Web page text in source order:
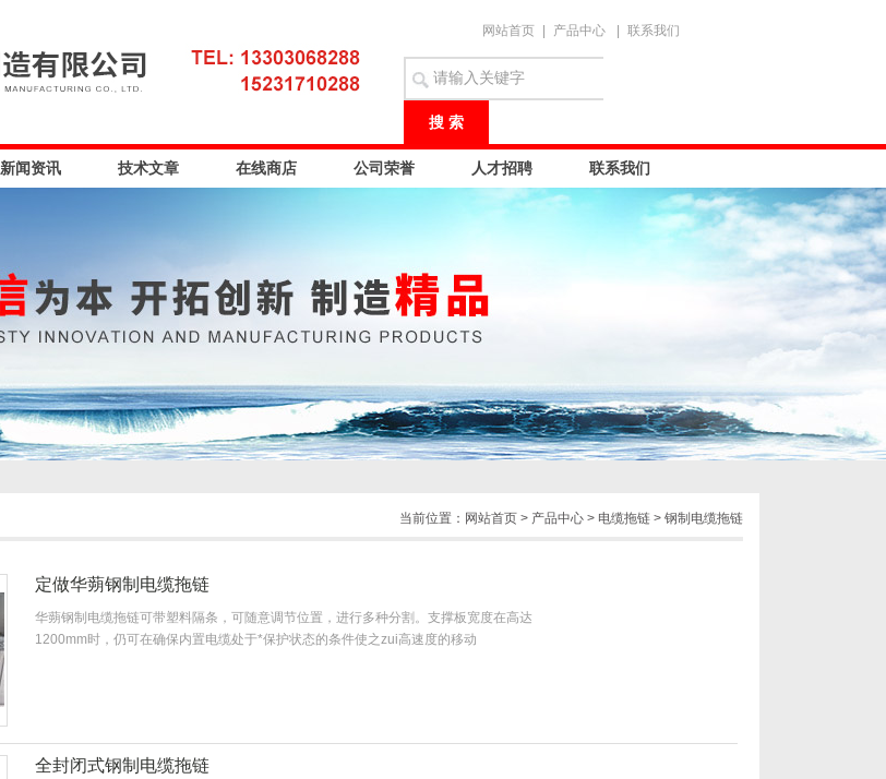
网站首页 产品中心 联系我们
新闻资讯 技术文章 在线商店 公司荣誉 人才招聘 联系我们
当前位置： 网站首页> 产品中心> 电缆拖链> 钢制电缆拖链
定做华蒴钢制电缆拖链
华蒴钢制电缆拖链可带塑料隔条，可随意调节位置，进行多种分割。支撑板宽度在高达
1200mm时，仍可在确保内置电缆处于*保护状态的条件使之zui高速度的移动
全封闭式钢制电缆拖链